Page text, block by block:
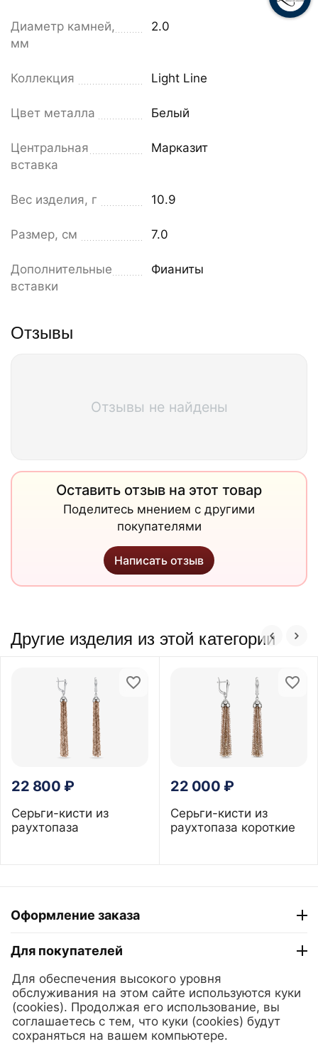
Диаметр камней,
мм
2.0
Коллекция Light Line
Цвет металла Белый
Центральная
вставка
Марказит
Вес изделия, г 10.9
Размер, см 7.0
Дополнительные
вставки
Фианиты
Отзывы
Отзывы не найдены
Оставить отзыв на этот товар
Поделитесь мнением с другими
покупателями
Написать отзыв
Другие изделия из этой категории
22 800 ₽
Серьги-кисти из
раухтопаза
22 000 ₽
Серьги-кисти из
раухтопаза короткие
Оформление заказа
Для покупателей
ТГ "Модный Сезон"
© 2025 Lerian. Ювелирные украшения из золота и серебра
Для обеспечения высокого уровня
обслуживания на этом сайте используются куки
(cookies). Продолжая его использование, вы
соглашаетесь с тем, что куки (cookies) будут
сохраняться на вашем компьютере.